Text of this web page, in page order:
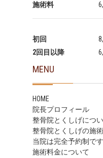
施術料
初回
2回目以降
MENU
HOME
院長プロフィール
整骨院とくしげにつ
整骨院とくしげの施術
当院は完全予約制です
施術料金について